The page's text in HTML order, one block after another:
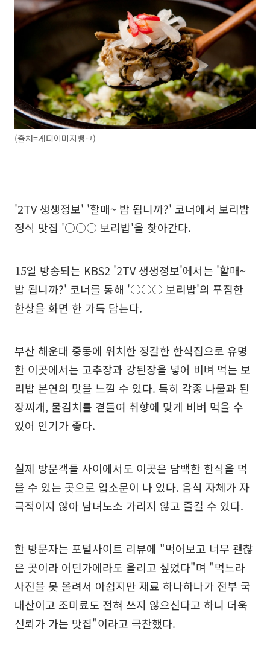
(출처=게티이미지뱅크)
'2TV 생생정보' '할매~ 밥 됩니까?' 코너에서 보리밥
정식 맛집 '○○○ 보리밥'을 찾아간다.
15일 방송되는 KBS2 '2TV 생생정보'에서는 '할매~
밥 됩니까?' 코너를 통해 '○○○ 보리밥'의 푸짐한
한상을 화면 한 가득 담는다.
부산 해운대 중동에 위치한 정갈한 한식집으로 유명
한 이곳에서는 고추장과 강된장을 넣어 비벼 먹는 보
리밥 본연의 맛을 느낄 수 있다. 특히 각종 나물과 된
장찌개, 물김치를 곁들여 취향에 맞게 비벼 먹을 수
있어 인기가 좋다.
실제 방문객들 사이에서도 이곳은 담백한 한식을 먹
을 수 있는 곳으로 입소문이 나 있다. 음식 자체가 자
극적이지 않아 남녀노소 가리지 않고 즐길 수 있다.
한 방문자는 포털사이트 리뷰에 "먹어보고 너무 괜찮
은 곳이라 어딘가에라도 올리고 싶었다"며 "먹느라
사진을 못 올려서 아쉽지만 재료 하나하나가 전부 국
내산이고 조미료도 전혀 쓰지 않으신다고 하니 더욱
신뢰가 가는 맛집"이라고 극찬했다.